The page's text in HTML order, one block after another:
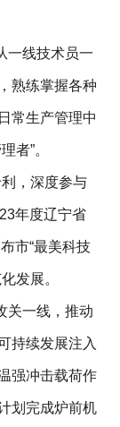
熟练掌握各种
常生产管理中
者”。
年度辽宁省
市“最美科技
发展。
持续发展注入
强冲击载荷作
划完成炉前机